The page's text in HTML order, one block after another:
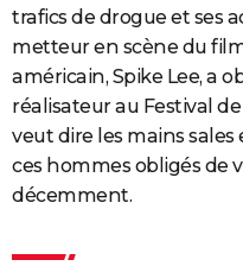
FORUM
trafics de drogue et ses
metteur en scène du
américain, Spike Lee, a
réalisateur au Festival de
veut dire les mains
ces hommes obligés de
décemment.